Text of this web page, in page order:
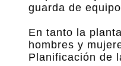
guarda de
En tanto la
hombres y
Planificación de